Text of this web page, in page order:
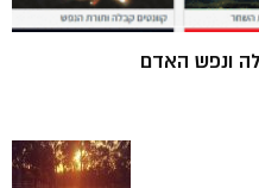
ונפש האדם